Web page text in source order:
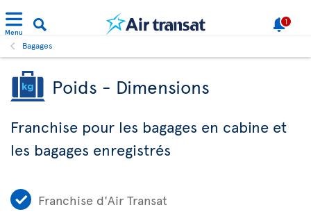
Menu
1
Bagages
Poids - Dimensions
Franchise pour les bagages en cabine et
les bagages enregistrés
Franchise d'Air Transat